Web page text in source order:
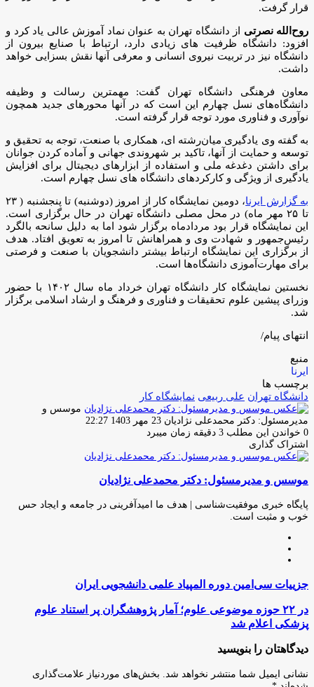
قرار گرفت.
روح‌الله نصرتی از دانشگاه تهران به عنوان نماد آموزش عالی یاد کرد و
افزود: دانشگاه ظرفیت های زیادی دارد، ارتباط با صنایع بیرون از
دانشگاه نیز در تربیت نیروی انسانی و معرفی آنها نقش بسزایی خواهد
داشت.
معاون فرهنگی دانشگاه تهران گفت: مهمترین رسالت و وظیفه
دانشگاه‌های نسل چهارم این است که در آنها محورهای جدید همچون
نوآوری و فناوری مورد توجه قرار گرفته است.
به گفته وی یادگیری میان‌رشته ای، همکاری با صنعت، توجه به تحقیق و
توسعه و حمایت از آنها، تاکید بر شهروندی جهانی و آماده کردن جوانان
برای داشتن دغدغه ملی و استفاده از ابزارهای دیجیتال برای افزایش
یادگیری از ویژگی و کارکردهای دانشگاه های نسل چهارم است.
به گزارش ایرنا
، دومین نمایشگاه کار از امروز (دوشنبه) تا پنجشنبه ( ۲۳
تا ۲۵ مهر ماه) در محل مصلی دانشگاه تهران در حال برگزاری است.
این نمایشگاه قرار بود مردادماه برگزار شود اما به دلیل سانحه بالگرد
رئیس‌جمهور و شهادت وی و همراهانش تا امروز به تعویق افتاد. هدف
از برگزاری این نمایشگاه ارتباط بیشتر دانشجویان با صنعت و فرصتی
برای مهارت‌آموزی دانشگاه‌ها است.
نخستین نمایشگاه کار دانشگاه تهران خرداد ماه سال ۱۴۰۲ با حضور
وزرای پیشین علوم تحقیقات و فناوری و فرهنگ و ارشاد اسلامی برگزار
شد.
انتهای پیام/
منبع
ایرنا
برچسب ها
دانشگاه تهران علی ربیعی نمایشگاه کار
موسس و
مدیرمسئول: دکتر محمدعلی نژادیان ارسال
ایمیل
23 مهر 1403 22:27
0 خواندن این مطلب 3 دقیقه زمان میبرد
اشتراک گذاری
فیس
توئیتر
لینکدین
واتس
تلگرام
اشتراک
از
ایمیل
چاپ
موسس و مدیرمسئول: دکتر محمدعلی نژادیان
پایگاه خبری موفقیت‌شناسی | هدف ما امیدآفرینی در جامعه و ایجاد حس
خوب و مثبت است.
جزییات
سی‌امین
دوره
المپیاد
علمی
دانشجویی
ایران
جزییات سی‌امین دوره المپیاد علمی دانشجویی ایران
در
۲۲
حوزه
موضوعی
علوم؛
آمار
پژوهشگران
در ۲۲ حوزه موضوعی علوم؛ آمار پژوهشگران پر استناد علوم
پزشکی اعلام شد
دیدگاهتان را بنویسید
نشانی ایمیل شما منتشر نخواهد شد.
بخش‌های موردنیاز علامت‌گذاری